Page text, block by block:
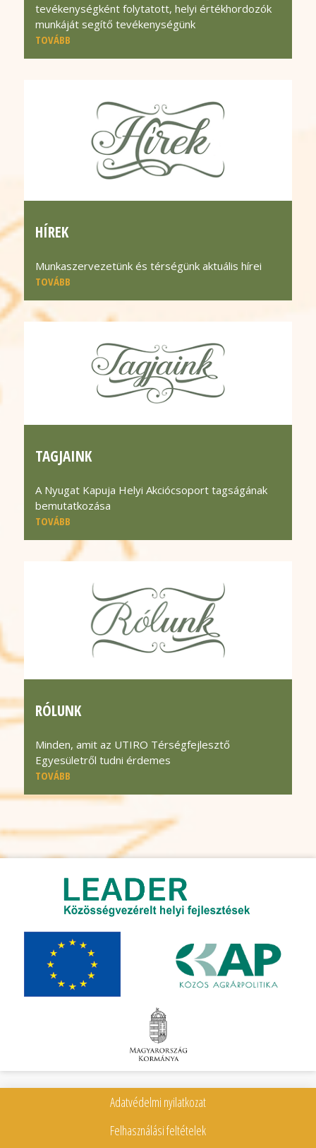
tevékenységként folytatott, helyi értékhordozók
munkáját segítő tevékenységünk
TOVÁBB
HÍREK
Munkaszervezetünk és térségünk aktuális hírei
TOVÁBB
TAGJAINK
A Nyugat Kapuja Helyi Akciócsoport tagságának
bemutatkozása
TOVÁBB
RÓLUNK
Minden, amit az UTIRO Térségfejlesztő
Egyesületről tudni érdemes
TOVÁBB
Adatvédelmi nyilatkozat
Felhasználási feltételek